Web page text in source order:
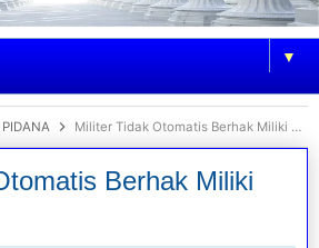
▼
PIDANA Militer Tidak Otomatis Berhak Miliki Senjata Api
Berhak Miliki